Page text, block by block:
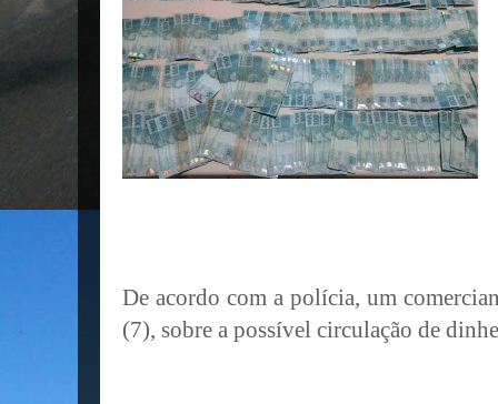
De acordo com a polícia, um
(7), sobre a possível circulação de